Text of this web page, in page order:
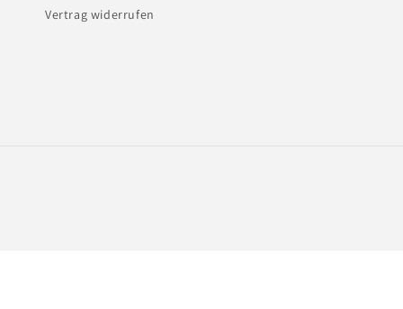
Vertrag widerrufen